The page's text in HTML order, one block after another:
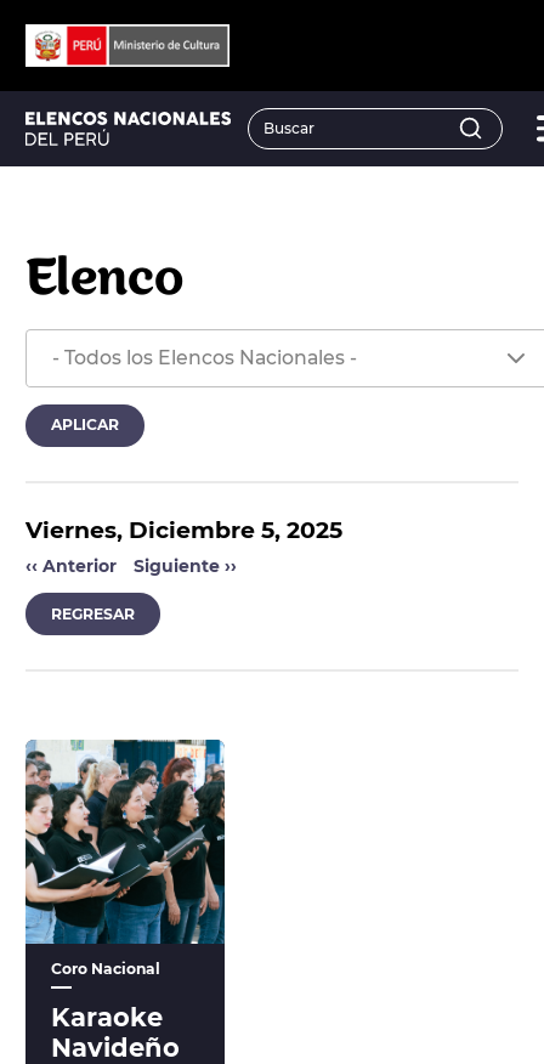
Elenco
Viernes, Diciembre 5, 2025
‹‹ Anterior Siguiente ››
REGRESAR
Coro Nacional
Karaoke
Navideño